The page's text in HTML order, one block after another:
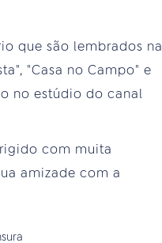
que são lembrados na
"Casa no Campo" e
no estúdio do canal
com muita
amizade com a